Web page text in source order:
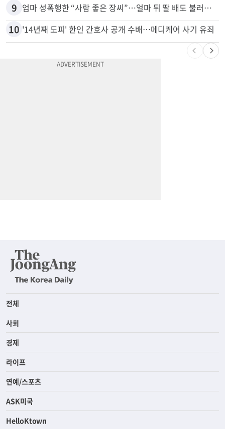
8 40만명 SSI<생활보조금> 월 331불 깎이나
9 엄마 성폭행한 “사람 좋은 장씨”…얼마 뒤 딸 배도 불러왔다
'14년째 도피' 한인 간호사 공개 수배…메디케어 사기 유죄
전체
사회
경제
라이프
연예/스포츠
ASK미국